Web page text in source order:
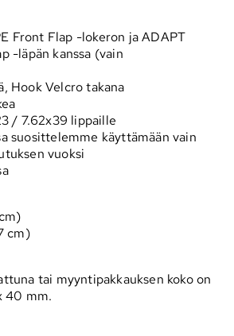
Front Flap -lokeron ja ADAPT
-läpän kanssa (vain
Hook Velcro takana
/ 7.62x39 lippaille
suosittelemme käyttämään vain
vuoksi
cm)
tai myyntipakkauksen koko on
40 mm.